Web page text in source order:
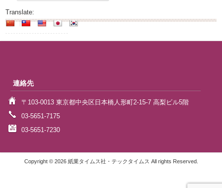
Translate:
連絡先
〒103-0013 東京都中央区日本橋人形町2-15-7 高梨ビル5階
03-5651-7175
03-5651-7230
Copyright © 2026 紙業タイムス社・テックタイムス All rights Reserved.